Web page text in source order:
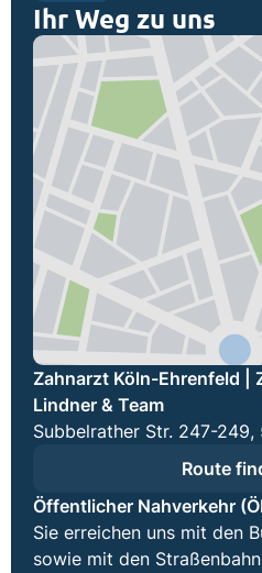
Ihr Weg zu uns
Zahnarzt Köln-Ehrenfeld |
Lindner & Team
Subbelrather Str. 247-
Route
Öffentlicher Nahverkehr
Sie erreichen uns mit den
sowie mit den